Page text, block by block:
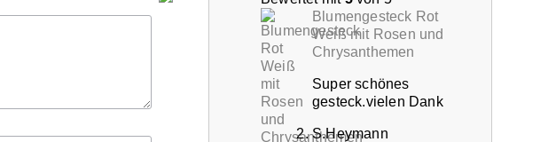
Blumengesteck Rot
Weiß mit Rosen und
Chrysanthemen
Super schönes
gesteck.vielen Dank
S.Heymann